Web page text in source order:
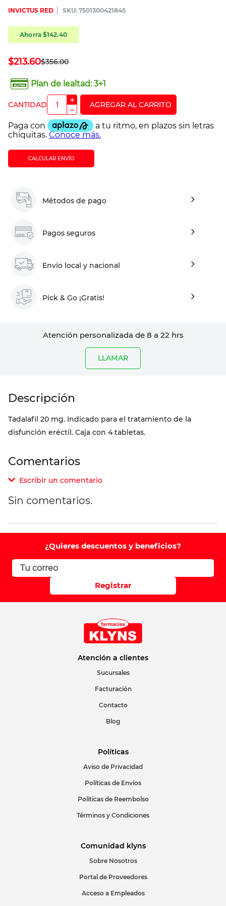
INVICTUS RED :7501300421845
Ahorra $142.40
$356.00
$213.60
Plan de lealtad:3+1
＋
－
CALCULAR ENVÍO
Métodos de pago
Pagos seguros
Envío local y nacional
Pick & Go ¡Gratis!
Atención personalizada de 8 a 22 hrs
LLAMAR
Tadalafil 20 mg. Indicado para el tratamiento de la
disfunción eréctil. Caja con 4 tabletas.
Comentarios
Escribir un comentario
Comentario
Califique el producto de 1 a 5 estrellas
Correo electrónico
ENVIAR COMENTARIO
Sin comentarios.
¿Quieres descuentos y beneficios?
Registrar
Atención a clientes
Sucursales
Facturación
Contacto
Blog
Políticas
Aviso de Privacidad
Políticas de Envíos
Políticas de Reembolso
Términos y Condiciones
Comunidad klyns
Sobre Nosotros
Portal de Proveedores
Acceso a Empleados